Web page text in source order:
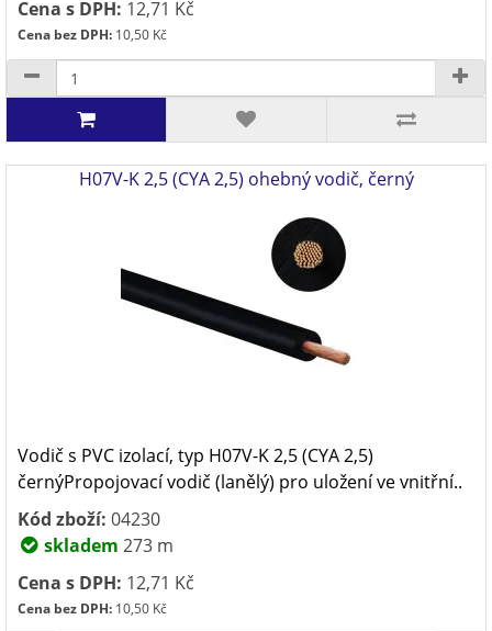
Cena s DPH: 12,71 Kč
Cena bez DPH: 10,50 Kč
H07V-K 2,5 (CYA 2,5) ohebný vodič, černý
Vodič s PVC izolací, typ H07V-K 2,5 (CYA 2,5)
černýPropojovací vodič (lanělý) pro uložení ve vnitřní..
Kód zboží: 04230
skladem 273 m
Cena s DPH: 12,71 Kč
Cena bez DPH: 10,50 Kč